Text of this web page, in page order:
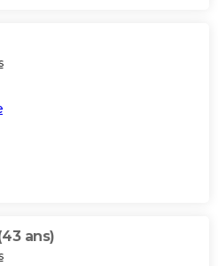
ans)